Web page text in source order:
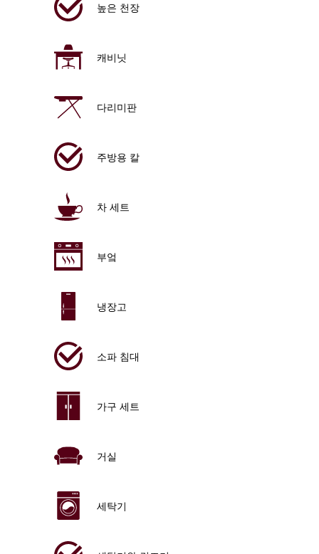
높은 천장
캐비닛
다리미판
주방용 칼
차 세트
부엌
냉장고
소파 침대
가구 세트
거실
세탁기